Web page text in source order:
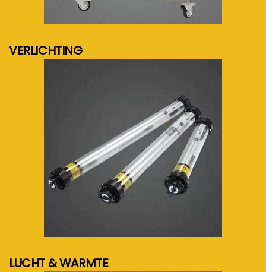
VERLICHTING
LUCHT & WARMTE